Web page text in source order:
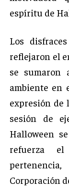
espíritu de
Los
reflejaron el
se sumaron
ambiente en
expresión de
sesión de
Halloween
refuerza
Corporación